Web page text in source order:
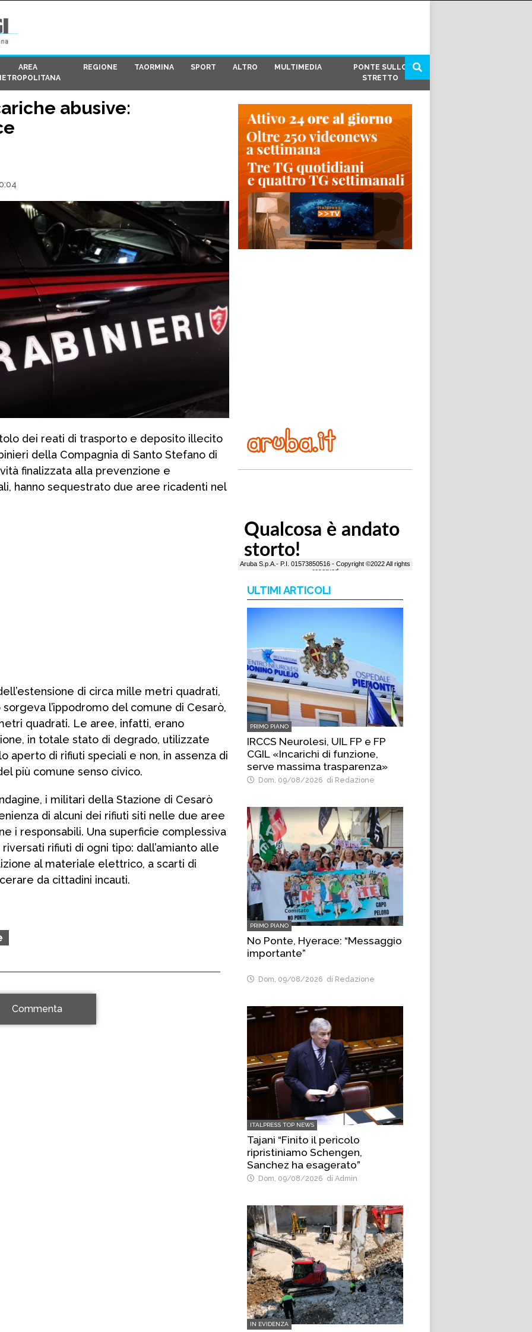
AREA
REGIONE TAORMINA SPORT ALTRO MULTIMEDIA
PONTE SULLO
STRETTO
abusive:
dei reati di trasporto e deposito illecito
della Compagnia di Santo Stefano di
finalizzata alla prevenzione e
hanno sequestrato due aree ricadenti nel
di circa mille metri quadrati,
l’ippodromo del comune di Cesarò,
quadrati. Le aree, infatti, erano
in totale stato di degrado, utilizzate
aperto di rifiuti speciali e non, in assenza di
più comune senso civico.
i militari della Stazione di Cesarò
di alcuni dei rifiuti siti nelle due aree
i responsabili. Una superficie complessiva
rifiuti di ogni tipo: dall’amianto alle
al materiale elettrico, a scarti di
da cittadini incauti.
Commenta
ULTIMI ARTICOLI
PRIMO PIANO
IRCCS Neurolesi, UIL FP e FP
CGIL «Incarichi di funzione,
serve massima trasparenza»
Dom, 09/08/2026 di Redazione
PRIMO PIANO
No Ponte, Hyerace: “Messaggio
importante”
Dom, 09/08/2026 di Redazione
ITALPRESS TOP NEWS
Tajani “Finito il pericolo
ripristiniamo Schengen,
Sanchez ha esagerato”
Dom, 09/08/2026 di Admin
IN EVIDENZA